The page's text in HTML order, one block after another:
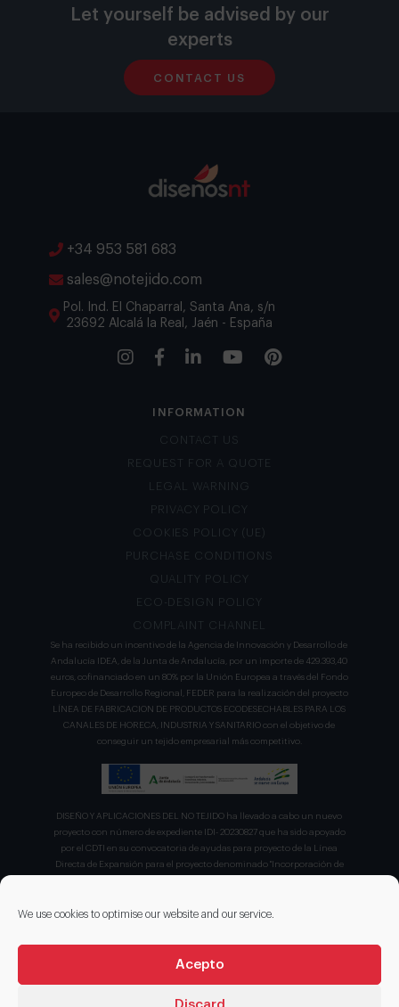
We use cookies to optimise our website and our service.
Acepto
Discard
Let yourself be advised by our
experts
CONTACT US
+34 953 581 683
sales@notejido.com
Pol. Ind. El Chaparral, Santa Ana, s/n
23692 Alcalá la Real, Jaén - España
INFORMATION
CONTACT US
REQUEST FOR A QUOTE
LEGAL WARNING
PRIVACY POLICY
COOKIES POLICY (UE)
PURCHASE CONDITIONS
QUALITY POLICY
ECO-DESIGN POLICY
COMPLAINT CHANNEL
Se ha recibido un incentivo de la Agencia de Innovación y Desarrollo de
Andalucía IDEA, de la Junta de Andalucía, por un importe de 429.393,40
euros, cofinanciado en un 80% por la Unión Europea a través del Fondo
Europeo de Desarrollo Regional, FEDER para la realización del proyecto
LÍNEA DE FABRICACION DE PRODUCTOS ECODESECHABLES PARA LOS
CANALES DE HORECA, INDUSTRIA Y SANITARIO con el objetivo de
conseguir un tejido empresarial más competitivo.
DISEÑO Y APLICACIONES DEL NO TEJIDO ha llevado a cabo un nuevo
proyecto con número de expediente IDI- 20230827 que ha sido apoyado
por el CDTI en su convocatoria de ayudas para proyecto de la Línea
Directa de Expansión para el proyecto denominado "Incorporación de
recibiendo en concepto de ayuda parcialmente reembolsable un 75%